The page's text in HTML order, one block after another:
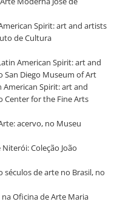
Spirit: art and artists
de Cultura
American Spirit: art and
San Diego Museum of Art
American Spirit: art and
Center for the Fine Arts
acervo, no Museu
Niterói: Coleção João
séculos de arte no Brasil, no
na Oficina de Arte Maria